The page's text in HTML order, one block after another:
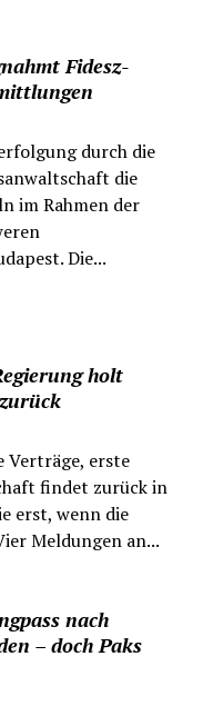
Fidesz-
durch die
die
im Rahmen der
Die...
holt
Verträge, erste
findet zurück in
erst, wenn die
Meldungen an...
nach
– doch Paks